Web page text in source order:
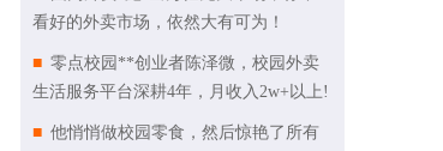
看好的外卖市场，依然大有可为！
零点校园**创业者陈泽微，校园外卖
生活服务平台深耕4年，月收入2w+以上!
他悄悄做校园零食，然后惊艳了所有